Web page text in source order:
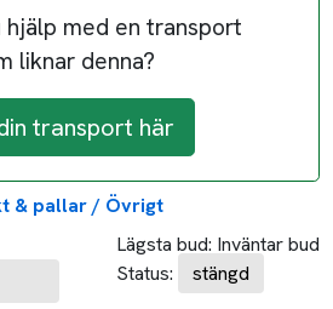
hjälp med en transport
liknar denna?
transport här
& pallar / Övrigt
Lägsta bud: Inväntar bud
Status:
stängd